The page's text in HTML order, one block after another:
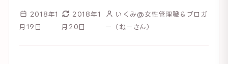
2018年1
月19日
2018年1
月20日
いくみ@女性管理職＆ブロガ
ー（ねーさん）